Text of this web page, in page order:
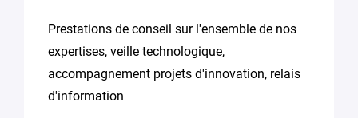
Prestations de conseil sur l'ensemble de nos
expertises, veille technologique,
accompagnement projets d'innovation, relais
d'information